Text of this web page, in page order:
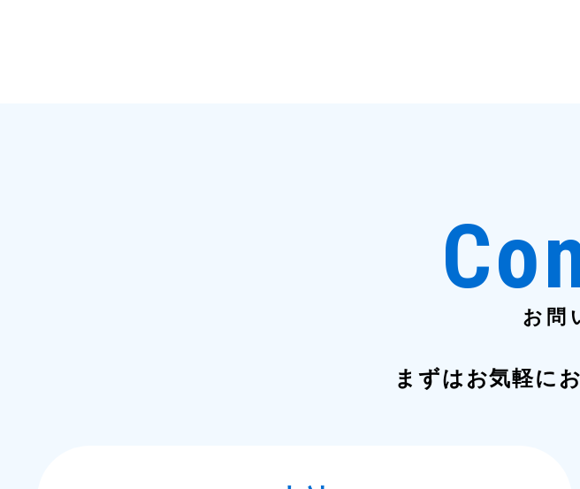
お問
まずはお気軽に